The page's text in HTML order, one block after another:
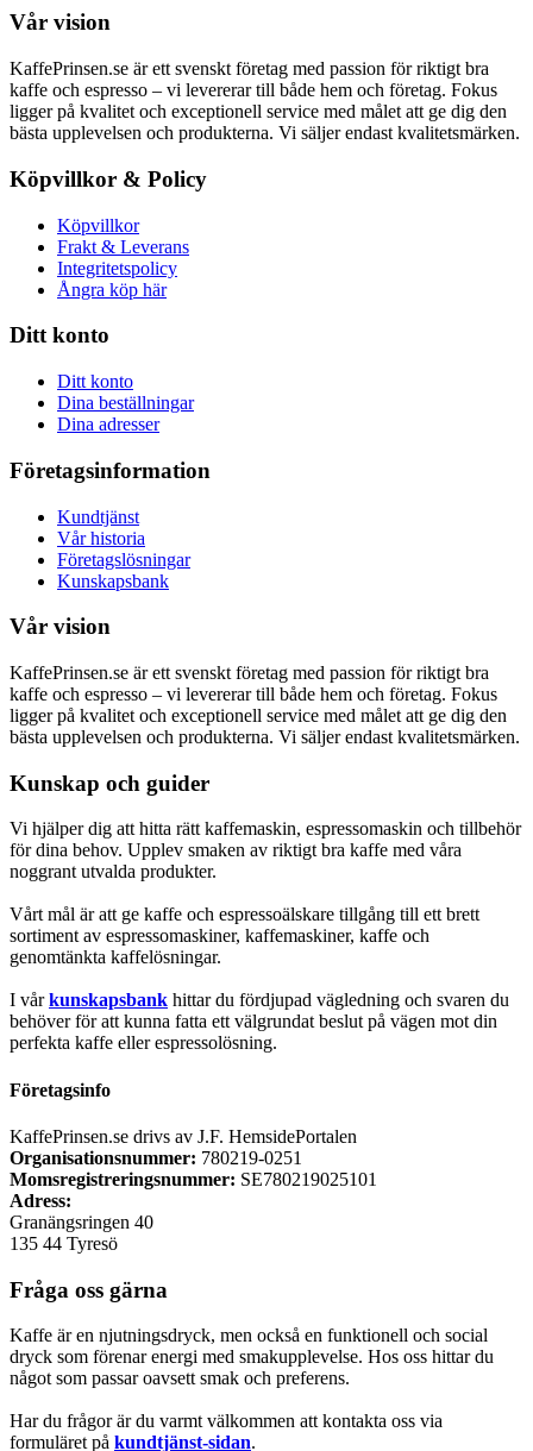
Vår vision
KaffePrinsen.se är ett svenskt företag med passion för riktigt bra
kaffe och espresso – vi levererar till både hem och företag. Fokus
ligger på kvalitet och exceptionell service med målet att ge dig den
bästa upplevelsen och produkterna. Vi säljer endast kvalitetsmärken.
Köpvillkor & Policy
Köpvillkor
Frakt & Leverans
Integritetspolicy
Ångra köp här
Ditt konto
Ditt konto
Dina beställningar
Dina adresser
Företagsinformation
Kundtjänst
Vår historia
Företagslösningar
Kunskapsbank
Vår vision
KaffePrinsen.se är ett svenskt företag med passion för riktigt bra
kaffe och espresso – vi levererar till både hem och företag. Fokus
ligger på kvalitet och exceptionell service med målet att ge dig den
bästa upplevelsen och produkterna. Vi säljer endast kvalitetsmärken.
Kunskap och guider
Vi hjälper dig att hitta rätt kaffemaskin, espressomaskin och tillbehör
för dina behov. Upplev smaken av riktigt bra kaffe med våra
noggrant utvalda produkter.
Vårt mål är att ge kaffe och espressoälskare tillgång till ett brett
sortiment av espressomaskiner, kaffemaskiner, kaffe och
genomtänkta kaffelösningar.
I vårkunskapsbank hittar du fördjupad vägledning och svaren du
behöver för att kunna fatta ett välgrundat beslut på vägen mot din
perfekta kaffe eller espressolösning.
Företagsinfo
KaffePrinsen.se drivs av J.F. HemsidePortalen
Organisationsnummer: 780219-0251
Momsregistreringsnummer: SE780219025101
Adress:
Granängsringen 40
135 44 Tyresö
Fråga oss gärna
Kaffe är en njutningsdryck, men också en funktionell och social
dryck som förenar energi med smakupplevelse. Hos oss hittar du
något som passar oavsett smak och preferens.
Har du frågor är du varmt välkommen att kontakta oss via
formuläret på kundtjänst-sidan.